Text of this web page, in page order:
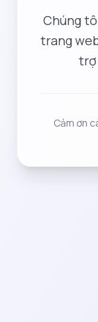
Chúng
trang
trợ
Cảm ơn